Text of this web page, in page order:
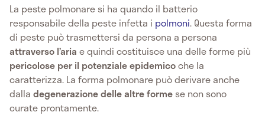
La peste polmonare si ha quando il batterio
responsabile della peste infetta i polmoni. Questa forma
di peste può trasmettersi da persona a persona
attraverso l’aria e quindi costituisce una delle forme più
pericolose per il potenziale epidemicoche la
caratterizza. La forma polmonare può derivare anche
dalla degenerazione delle altre forme se non sono
curate prontamente.